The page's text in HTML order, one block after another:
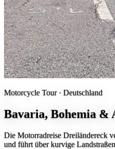
Motorcycle Tour · Deutschland
Bavaria, Bohemia &
Die Motorradreise Dreiländereck
und führt über kurvige